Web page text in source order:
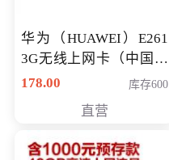
华为（HUAWEI）E261
3G无线上网卡（中国联
通）
178.00 库存600
直营